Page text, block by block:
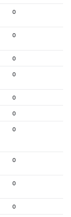
0
0
0
0
0
0
0
0
0
0